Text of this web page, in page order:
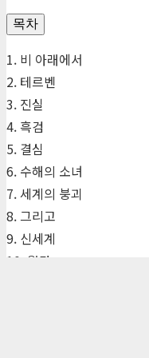
목차
1. 비 아래에서
2. 테르벤
3. 진실
4. 흑검
5. 결심
6. 수해의 소녀
7. 세계의 붕괴
8. 그리고
9. 신세계
10. 월가